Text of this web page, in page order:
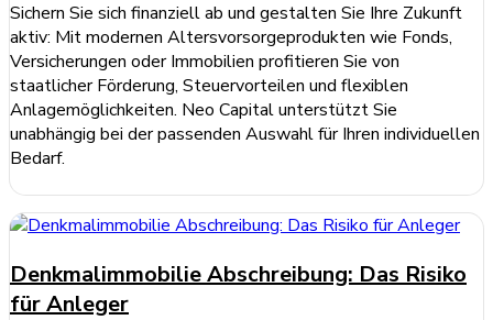
Sichern Sie sich finanziell ab und gestalten Sie Ihre Zukunft
aktiv: Mit modernen Altersvorsorgeprodukten wie Fonds,
Versicherungen oder Immobilien profitieren Sie von
staatlicher Förderung, Steuervorteilen und flexiblen
Anlagemöglichkeiten. Neo Capital unterstützt Sie
unabhängig bei der passenden Auswahl für Ihren individuellen
Bedarf.
weiterlesen ...
Denkmalimmobilie Abschreibung: Das Risiko
für Anleger